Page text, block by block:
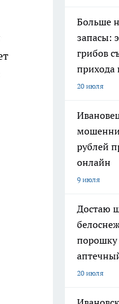
Больше
запасы:
грибов
прихода
20 июля
рублей
онлайн
9 июля
Достаю
порошку
20 июля